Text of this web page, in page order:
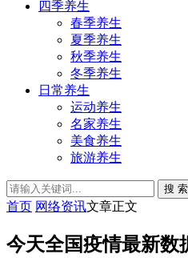
四季养生
春季养生
夏季养生
秋季养生
冬季养生
日常养生
运动养生
名家养生
美食养生
旅游养生
搜 索
首页 网络资讯文章正文
今天全国疫情最新数